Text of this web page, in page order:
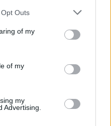
uses one or more Google
You may click to
and its third-party tags to
purposes in below Google
Outs
of my
of my
my
Advertising.